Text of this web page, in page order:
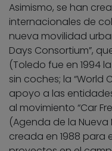
Asimismo, se han
internacionales de
nueva movilidad
Days Consortium”,
(Toledo fue en 1994
sin coches; la “World
apoyo a las
al movimiento “Car
(Agenda de la
creada en 1988 para